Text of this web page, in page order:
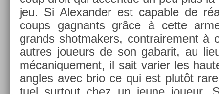
jeu. Si Al­exand­er est cap­able de
coups gag­nants grâce à cette
grands shot­mak­ers, contra­ire­ment à
aut­res joueurs de son gabarit, au
mécanique­ment, il sait vari­er les
an­gles avec brio ce qui est plutôt
tuel sur­tout chez un jeune joueur.